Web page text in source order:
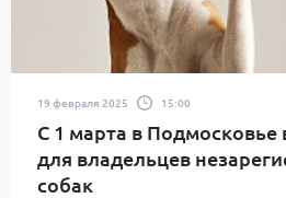
19 февраля 2025 15:00
С 1 марта в
для владельцев
собак